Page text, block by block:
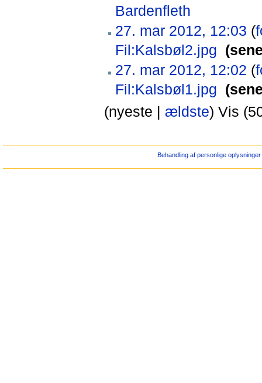
Bardenfleth
27. mar 2012, 12:03 (
Fil:Kalsbøl2.jpg
27. mar 2012, 12:02 (
Fil:Kalsbøl1.jpg
(nyeste | ældste) Vis
Behandling af personlige oplysninger